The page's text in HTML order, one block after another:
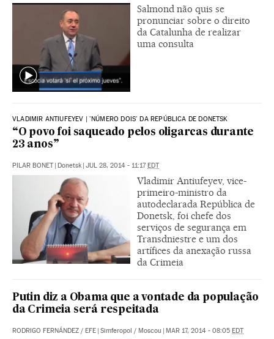
Salmond não quis se
pronunciar sobre o direito
da Catalunha de realizar
uma consulta
VLADIMIR ANTIUFEYEV | 'NÚMERO DOIS' DA REPÚBLICA DE DONETSK
“O povo foi saqueado pelos oligarcas durante
23 anos”
PILAR BONET | Donetsk | JUL 28, 2014 - 11:17EDT
Vladimir Antiufeyev, vice-
primeiro-ministro da
autodeclarada República de
Donetsk, foi chefe dos
serviços de segurança em
Transdniestre e um dos
artífices da anexação russa
da Crimeia
Putin diz a Obama que a vontade da população
da Crimeia será respeitada
RODRIGO FERNÁNDEZ / EFE | Simferopol / Moscou | MAR 17, 2014 - 08:05 EDT